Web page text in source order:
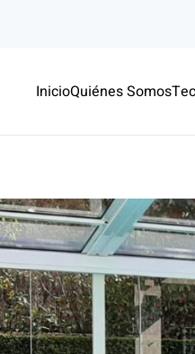
InicioQuiénes Somos